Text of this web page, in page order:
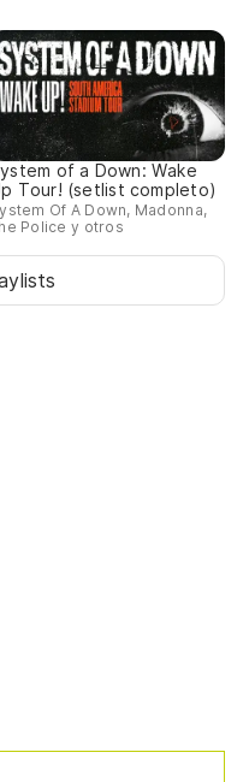
of a Down: Wake
Tour! (setlist completo)
Of A Down, Madonna,
Police y otros